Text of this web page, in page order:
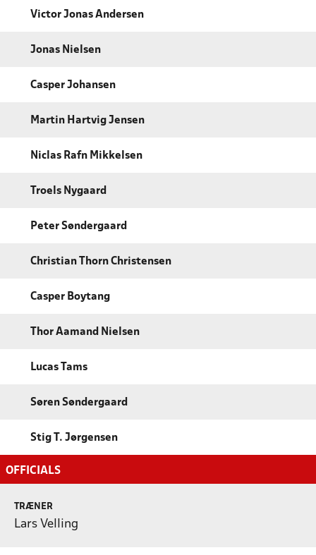
Victor Jonas Andersen
Jonas Nielsen
Casper Johansen
Martin Hartvig Jensen
Niclas Rafn Mikkelsen
Troels Nygaard
Peter Søndergaard
Christian Thorn Christensen
Casper Boytang
Thor Aamand Nielsen
Lucas Tams
Søren Søndergaard
Stig T. Jørgensen
OFFICIALS
TRÆNER
Lars Velling